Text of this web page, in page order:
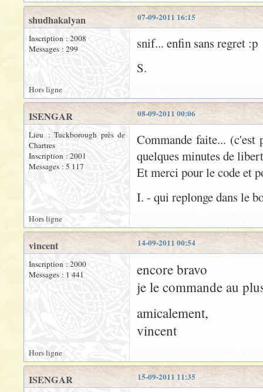
07-09-2011 16:15
shudhakalyan
Inscription : 2008
Messages : 299
snif... enfin sans regret :p
S.
Hors ligne
08-09-2011 00:06
ISENGAR
Lieu : Tuckborough près de
Chartres
Inscription : 2001
Messages : 5 117
Commande faite...
quelques minutes de
Et merci pour le code et
I. - qui replonge dans le
Hors ligne
14-09-2011 00:54
vincent
Inscription : 2000
Messages : 1 441
encore bravo
je le commande au
amicalement,
vincent
Hors ligne
15-09-2011 11:35
ISENGAR